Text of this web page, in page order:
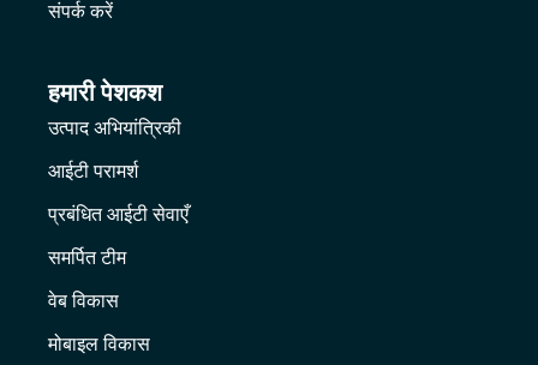
संपर्क करें
हमारी पेशकश
उत्पाद अभियांत्रिकी
आईटी परामर्श
प्रबंधित आईटी सेवाएँ
समर्पित टीम
वेब विकास
मोबाइल विकास